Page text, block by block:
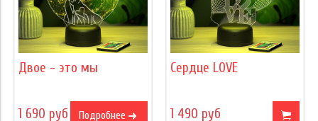
Двое - это мы
1 690 руб Подробнее
Сердце LOVE
1 490 руб